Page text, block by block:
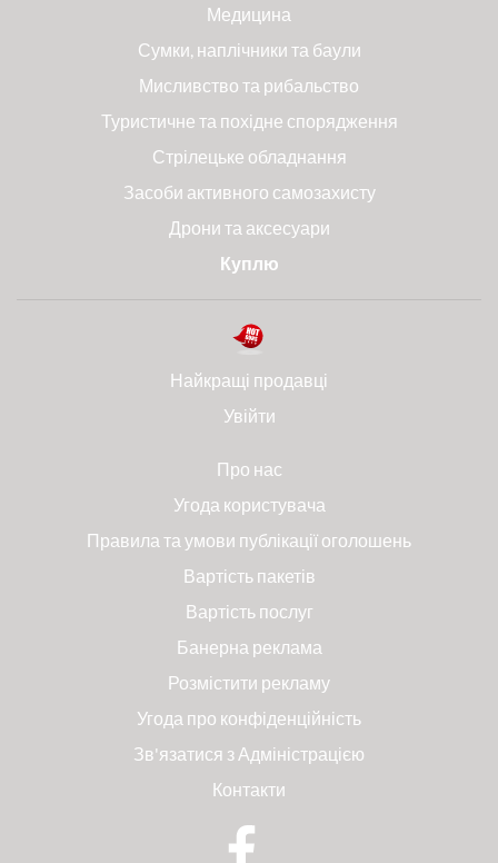
Медицина
Сумки, наплічники та баули
Мисливство та рибальство
Туристичне та похідне спорядження
Стрілецьке обладнання
Засоби активного самозахисту
Дрони та аксесуари
Куплю
Найкращі продавці
Увійти
Про нас
Угода користувача
Правила та умови публікації оголошень
Вартість пакетів
Вартість послуг
Банерна реклама
Розмістити рекламу
Угода про конфіденційність
Зв'язатися з Адміністрацією
Контакти